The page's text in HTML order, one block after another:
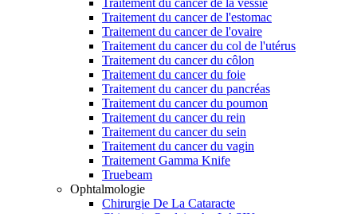
Traitement du cancer de l'estomac
Traitement du cancer de l'ovaire
Traitement du cancer du col de l'utérus
Traitement du cancer du côlon
Traitement du cancer du foie
Traitement du cancer du pancréas
Traitement du cancer du poumon
Traitement du cancer du rein
Traitement du cancer du sein
Traitement du cancer du vagin
Traitement Gamma Knife
Truebeam
Ophtalmologie
Chirurgie De La Cataracte